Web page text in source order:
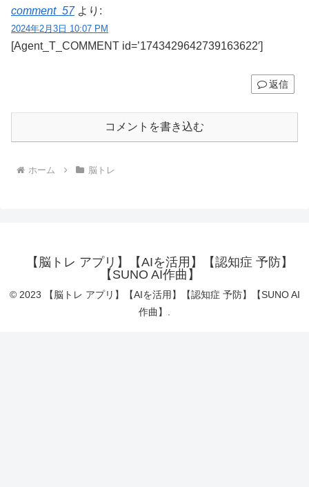
comment_57 より:
2024年2月3日 10:07 PM
[Agent_T_COMMENT id=’1743429642739163622′]
返信
コメントを書き込む
ホーム 脳トレ
【脳トレ アプリ】【AIを活用】【認知症 予防】
【SUNO AI作曲】
© 2023 【脳トレ アプリ】【AIを活用】【認知症 予防】【SUNO AI
作曲】.